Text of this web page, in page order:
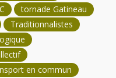
tornade Gatineau
Traditionnalistes
en commun